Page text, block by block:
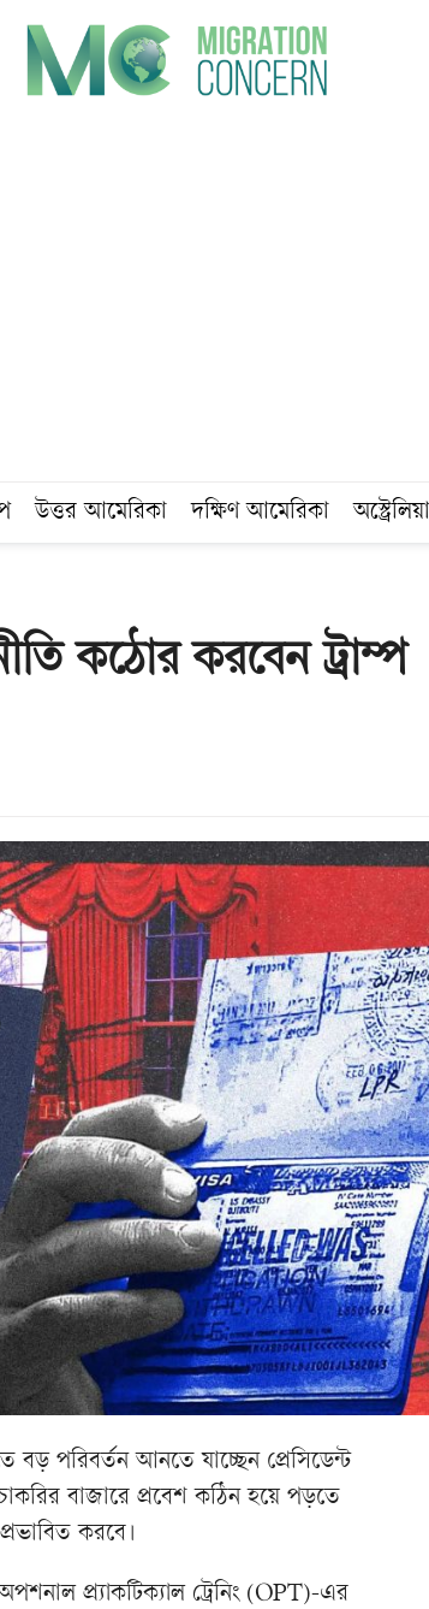
উত্তর আমেরিকা দক্ষিণ আমেরিকা অস্ট্রেলিয়া
কঠোর করবেন ট্রাম্প
বড় পরিবর্তন আনতে যাচ্ছেন প্রেসিডেন্ট
বাজারে প্রবেশ কঠিন হয়ে পড়তে
করবে।
অপশনাল প্র্যাকটিক্যাল ট্রেনিং (OPT)-এর